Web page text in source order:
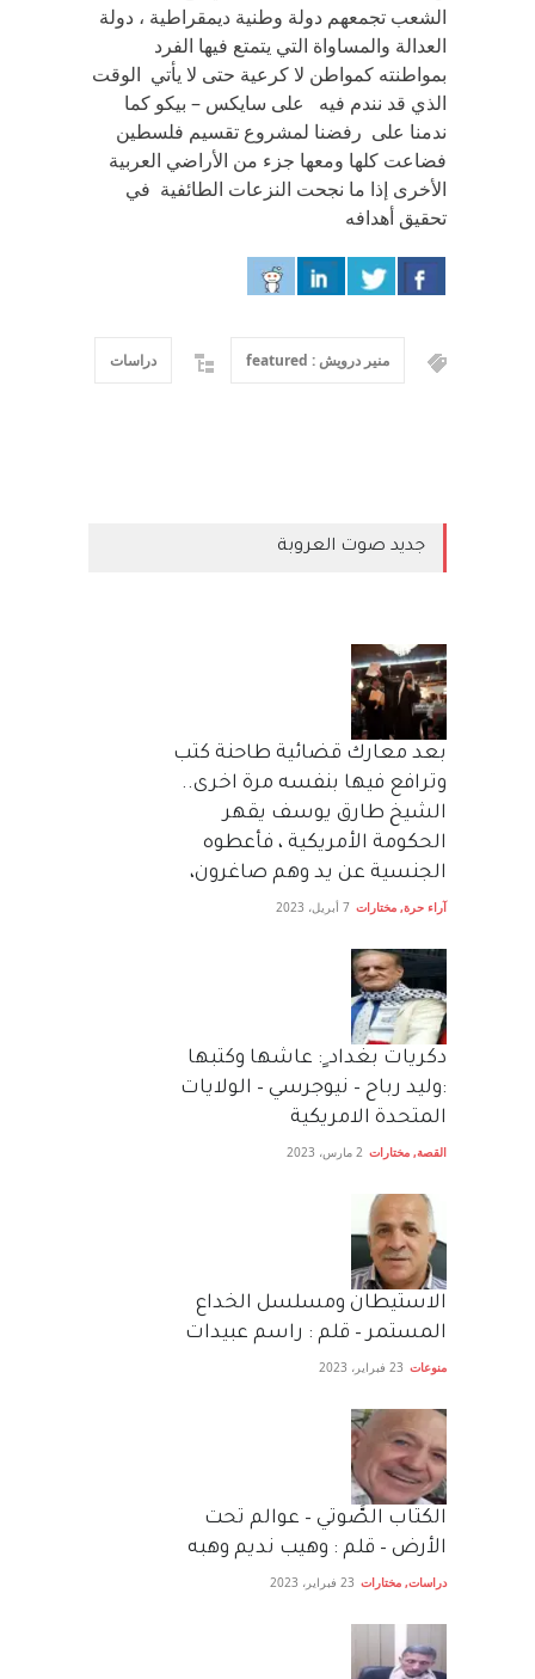
الشعب تجمعهم دولة وطنية ديمقراطية ، دولة
العدالة والمساواة التي يتمتع فيها الفرد
بمواطنته كمواطن لا كرعية حتى لا يأتي الوقت
الذي قد نندم فيه على سايكس – بيكو كما
ندمنا على رفضنا لمشروع تقسيم فلسطين
فضاعت كلها ومعها جزء من الأراضي العربية
الأخرى إذا ما نجحت النزعات الطائفية في
تحقيق أهدافه
منير درويش : featured دراسات
جديد صوت العروبة
بعد معارك قضائية طاحنة كتب
وترافع فيها بنفسه مرة اخرى..
الشيخ طارق يوسف يقهر
الحكومة الأمريكية ، فأعطوه
الجنسية عن يد وهم صاغرون،
آراء حرة, مختارات 7 أبريل، 2023
دكريات بغداد ٍ: عاشها وكتبها
:وليد رباح – نيوجرسي – الولايات
المتحدة الامريكية
القصة, مختارات 2 مارس، 2023
الاستيطان ومسلسل الخداع
المستمر – قلم : راسم عبيدات
منوعات 23 فبراير، 2023
الكتاب الصَّوتي – عوالم تحت
الأرض – قلم : وهيب نديم وهبه
دراسات, مختارات 23 فبراير، 2023